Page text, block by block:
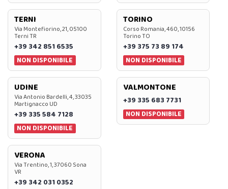
TERNI
Via Montefiorino, 21, 05100
Terni TR
+39 342 851 6535
NON DISPONIBILE
TORINO
Corso Romania, 460, 10156
Torino TO
+39 375 73 89 174
NON DISPONIBILE
UDINE
Via Antonio Bardelli, 4, 33035
Martignacco UD
+39 335 584 7128
NON DISPONIBILE
VALMONTONE
+39 335 683 7731
NON DISPONIBILE
VERONA
Via Trentino, 1, 37060 Sona
VR
+39 342 031 0352